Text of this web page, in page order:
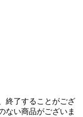
終了することがござ
ない商品がございま